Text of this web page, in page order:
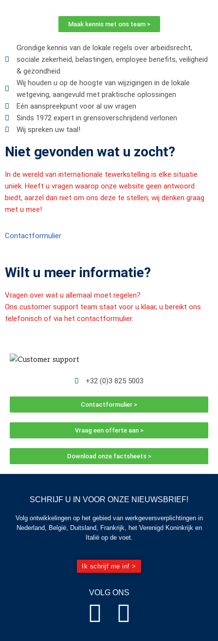
Maak kennis met ons team >
Grondige kennis van de lokale regels over arbeidsrecht,
sociale zekerheid, belastingen, employee benefits, veiligheid
& gezondheid
Wij houden u op de hoogte van wijzigingen in de lokale
wetgeving, aangevuld met praktische oplossingen
Eén aanspreekpunt voor al uw vragen
Sinds 1972 expert in grensoverschrijdend verlonen
Wij spreken uw taal!
Wilt u meer informatie?
Vragen over wat u allemaal moet regelen?
Ons customer support team staat voor u klaar, u bereikt ons
telefonisch of via het contactformulier.
+32 (0)3 825 5003
Contactformulier >
Vraag een offerte aan >
Download onze factsheets >
Niet gevonden wat u zocht?
In de wereld van internationale tewerkstelling is elke situatie
uniek. Heeft u vragen waarop onze website geen antwoord
biedt, aarzel dan niet om ons deze te stellen, wij denken graag
met u mee!
Contactformulier
VOLG ONS
SCHRIJF U IN VOOR ONZE NIEUWSBRIEF!
Volg ontwikkelingen op het gebied van werkgeversverplichtingen in
Nederland, België, Duitsland, Frankrijk, het Verenigd Koninkrijk en
Italië op de voet.
Ik schrijf me in! >